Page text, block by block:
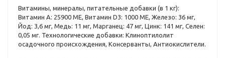
Витамины, минералы, питательные добавки (в 1 кг):
Витамин A: 25900 ME, Витамин D3: 1000 ME, Железо: 36 мг,
Йод: 3,6 мг, Медь: 11 мг, Марганец: 47 мг, Цинк: 141 мг, Ceлeн:
0,05 мг. Технологические добавки: Клиноптилолит
осадочного происхождения, Консерванты, Антиокислители.